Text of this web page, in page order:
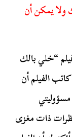
ولا يمكن أن
“خلي بالك
الفيلم أن
ذات مغزى